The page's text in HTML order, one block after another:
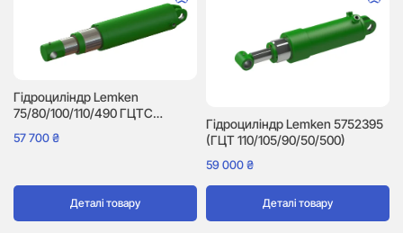
Гідроциліндр Lemken
75/80/100/110/490 ГЦТС
57 700₴
Деталі товару
Гідроциліндр Lemken 5752395
(ГЦТ 110/105/90/50/500)
59 000₴
Деталі товару